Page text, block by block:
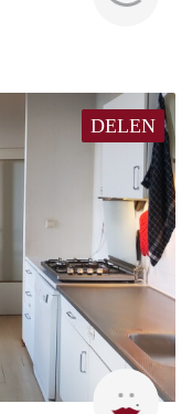
DELEN